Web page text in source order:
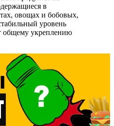
в
овощах и бобовых,
уровень
общему укреплению